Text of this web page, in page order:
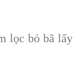
lọc bỏ bã lấy